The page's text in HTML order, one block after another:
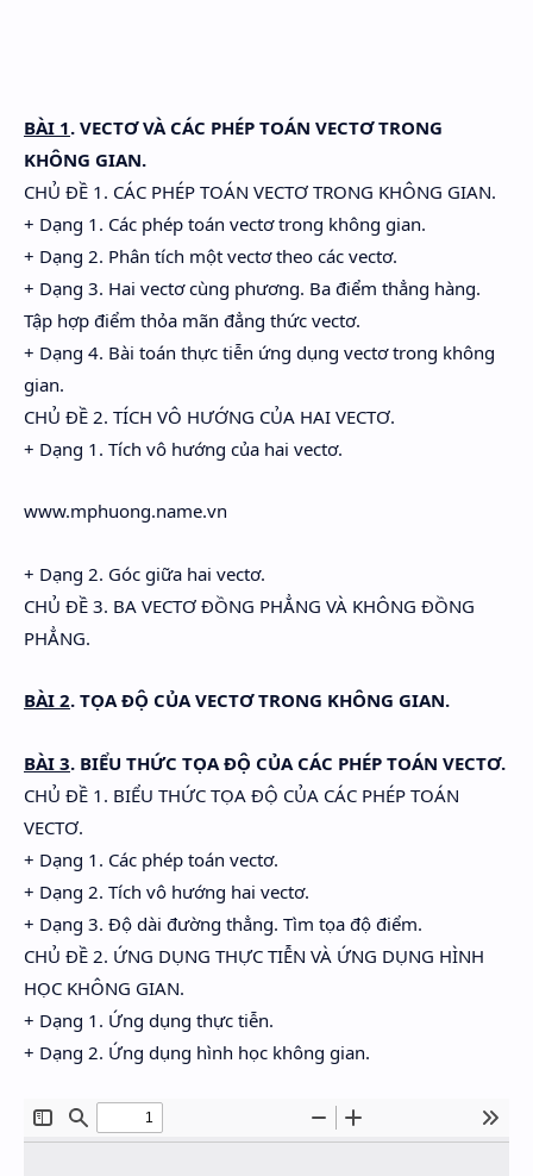
BÀI 1. VECTƠ VÀ CÁC PHÉP TOÁN VECTƠ TRONG
KHÔNG GIAN.
CHỦ ĐỀ 1. CÁC PHÉP TOÁN VECTƠ TRONG KHÔNG GIAN.
+ Dạng 1. Các phép toán vectơ trong không gian.
+ Dạng 2. Phân tích một vectơ theo các vectơ.
+ Dạng 3. Hai vectơ cùng phương. Ba điểm thẳng hàng.
Tập hợp điểm thỏa mãn đẳng thức vectơ.
+ Dạng 4. Bài toán thực tiễn ứng dụng vectơ trong không
gian.
CHỦ ĐỀ 2. TÍCH VÔ HƯỚNG CỦA HAI VECTƠ.
+ Dạng 1. Tích vô hướng của hai vectơ.
www.mphuong.name.vn
+ Dạng 2. Góc giữa hai vectơ.
CHỦ ĐỀ 3. BA VECTƠ ĐỒNG PHẲNG VÀ KHÔNG ĐỒNG
PHẲNG.
BÀI 2. TỌA ĐỘ CỦA VECTƠ TRONG KHÔNG GIAN.
BÀI 3. BIỂU THỨC TỌA ĐỘ CỦA CÁC PHÉP TOÁN VECTƠ.
CHỦ ĐỀ 1. BIỂU THỨC TỌA ĐỘ CỦA CÁC PHÉP TOÁN
VECTƠ.
+ Dạng 1. Các phép toán vectơ.
+ Dạng 2. Tích vô hướng hai vectơ.
+ Dạng 3. Độ dài đường thẳng. Tìm tọa độ điểm.
CHỦ ĐỀ 2. ỨNG DỤNG THỰC TIỄN VÀ ỨNG DỤNG HÌNH
HỌC KHÔNG GIAN.
+ Dạng 1. Ứng dụng thực tiễn.
+ Dạng 2. Ứng dụng hình học không gian.